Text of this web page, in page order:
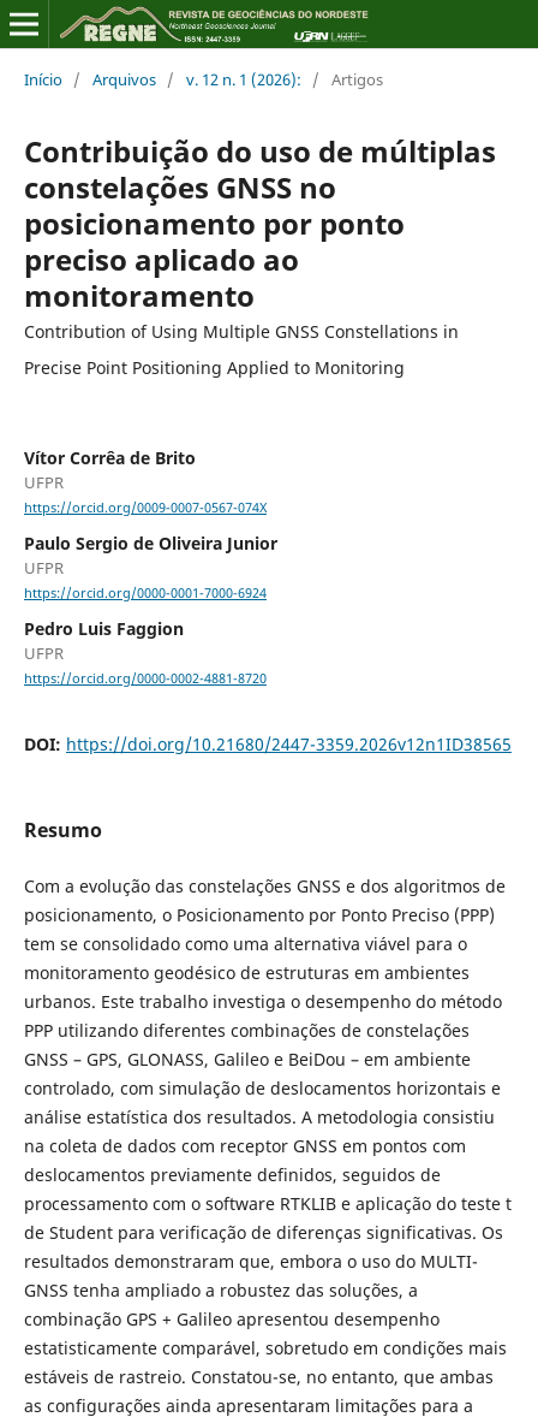
Início / Arquivos / v. 12 n. 1 (2026): / Artigos
Contribuição do uso de múltiplas
constelações GNSS no
posicionamento por ponto
preciso aplicado ao
monitoramento
Contribution of Using Multiple GNSS Constellations in
Precise Point Positioning Applied to Monitoring
Vítor Corrêa de Brito
UFPR
https://orcid.org/0009-0007-0567-074X
Paulo Sergio de Oliveira Junior
UFPR
https://orcid.org/0000-0001-7000-6924
Pedro Luis Faggion
UFPR
https://orcid.org/0000-0002-4881-8720
DOI: https://doi.org/10.21680/2447-3359.2026v12n1ID38565
Resumo
Com a evolução das constelações GNSS e dos algoritmos de
posicionamento, o Posicionamento por Ponto Preciso (PPP)
tem se consolidado como uma alternativa viável para o
monitoramento geodésico de estruturas em ambientes
urbanos. Este trabalho investiga o desempenho do método
PPP utilizando diferentes combinações de constelações
GNSS – GPS, GLONASS, Galileo e BeiDou – em ambiente
controlado, com simulação de deslocamentos horizontais e
análise estatística dos resultados. A metodologia consistiu
na coleta de dados com receptor GNSS em pontos com
deslocamentos previamente definidos, seguidos de
processamento com o software RTKLIB e aplicação do teste t
de Student para verificação de diferenças significativas. Os
resultados demonstraram que, embora o uso do MULTI-
GNSS tenha ampliado a robustez das soluções, a
combinação GPS + Galileo apresentou desempenho
estatisticamente comparável, sobretudo em condições mais
estáveis de rastreio. Constatou-se, no entanto, que ambas
as configurações ainda apresentaram limitações para a